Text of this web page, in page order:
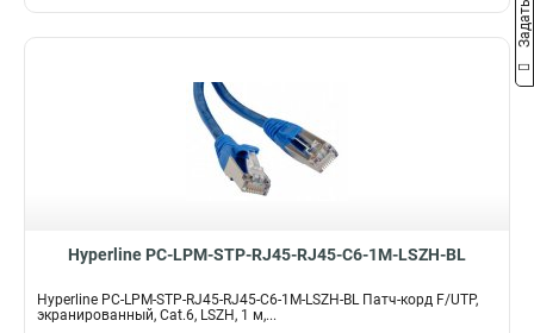
Hyperline PC-LPM-STP-RJ45-RJ45-C6-1M-LSZH-BL
Hyperline PC-LPM-STP-RJ45-RJ45-C6-1M-LSZH-BL Патч-корд F/UTP,
экранированный, Cat.6, LSZH, 1 м,...